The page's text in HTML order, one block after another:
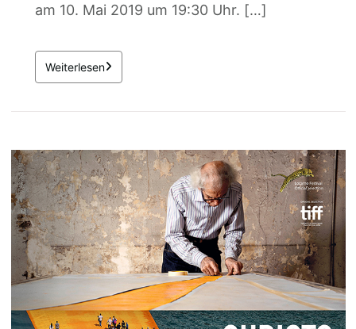
am 10. Mai 2019 um 19:30 Uhr. […]
Weiterlesen